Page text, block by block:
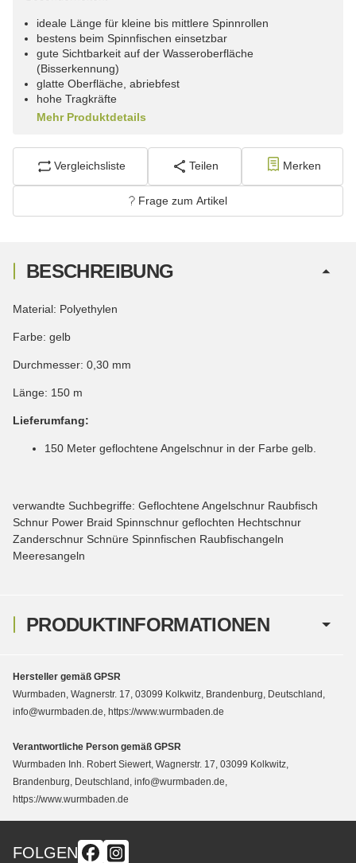
ideale Länge für kleine bis mittlere Spinnrollen
bestens beim Spinnfischen einsetzbar
gute Sichtbarkeit auf der Wasseroberfläche
(Bisserkennung)
glatte Oberfläche, abriebfest
hohe Tragkräfte
Mehr Produktdetails
Vergleichsliste Teilen Merken
Frage zum Artikel
PRODUKTINFORMATIONEN
BESCHREIBUNG
Material: Polyethylen
Farbe: gelb
Durchmesser: 0,30 mm
Länge: 150 m
Lieferumfang:
150 Meter geflochtene Angelschnur in der Farbe gelb.
verwandte Suchbegriffe: Geflochtene Angelschnur Raubfisch
Schnur Power Braid Spinnschnur geflochten Hechtschnur
Zanderschnur Schnüre Spinnfischen Raubfischangeln
Meeresangeln
Hersteller gemäß GPSR
Wurmbaden, Wagnerstr. 17, 03099 Kolkwitz, Brandenburg, Deutschland,
info@wurmbaden.de, https://www.wurmbaden.de
Verantwortliche Person gemäß GPSR
Wurmbaden Inh. Robert Siewert, Wagnerstr. 17, 03099 Kolkwitz,
Brandenburg, Deutschland, info@wurmbaden.de,
https://www.wurmbaden.de
FOLGEN